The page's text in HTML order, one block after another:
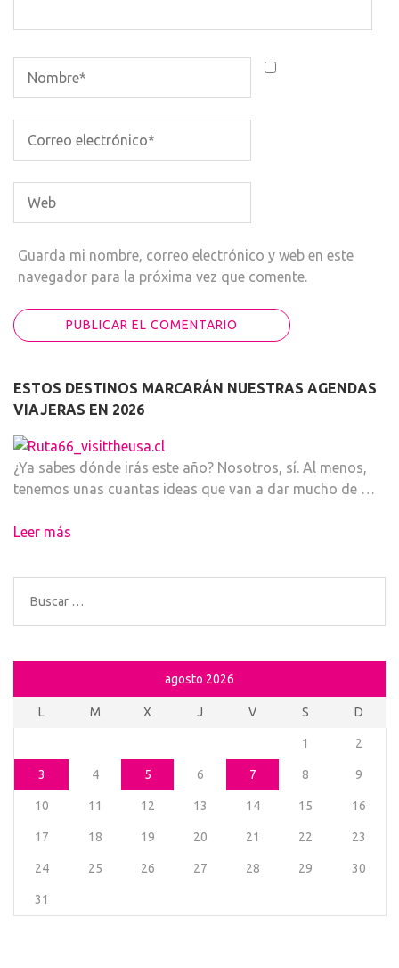
Guarda mi nombre, correo electrónico y web en este
navegador para la próxima vez que comente.
ESTOS DESTINOS MARCARÁN NUESTRAS AGENDAS
VIAJERAS EN 2026
¿Ya sabes dónde irás este año? Nosotros, sí. Al menos,
tenemos unas cuantas ideas que van a dar mucho de …
Leer más
Buscar:
agosto 2026
L M X J V S D
1 2
3 4 5 6 7 8 9
10 11 12 13 14 15 16
17 18 19 20 21 22 23
24 25 26 27 28 29 30
31